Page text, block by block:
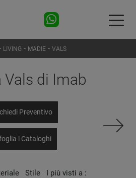
LIVING - MADIE - VALS
Vals di Imab
Preventivo
i Cataloghi
Stile I più visti a :